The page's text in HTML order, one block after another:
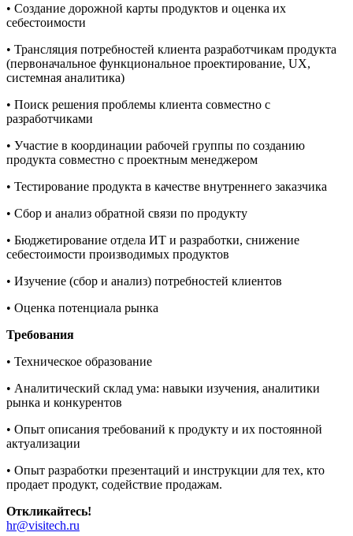
• Создание дорожной карты продуктов и оценка их
себестоимости
• Трансляция потребностей клиента разработчикам продукта
(первоначальное функциональное проектирование, UX,
системная аналитика)
• Поиск решения проблемы клиента совместно с
разработчиками
• Участие в координации рабочей группы по созданию
продукта совместно с проектным менеджером
• Тестирование продукта в качестве внутреннего заказчика
• Сбор и анализ обратной связи по продукту
• Бюджетирование отдела ИТ и разработки, снижение
себестоимости производимых продуктов
• Изучение (сбор и анализ) потребностей клиентов
• Оценка потенциала рынка
Требования
• Техническое образование
• Аналитический склад ума: навыки изучения, аналитики
рынка и конкурентов
• Опыт описания требований к продукту и их постоянной
актуализации
• Опыт разработки презентаций и инструкции для тех, кто
продает продукт, содействие продажам.
Откликайтесь!
hr@visitech.ru